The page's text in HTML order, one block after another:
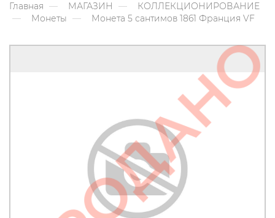
Главная МАГАЗИН
КОЛЛЕКЦИОНИРОВАНИЕ
Монеты
Монета 5 сантимов 1861 Франция VF